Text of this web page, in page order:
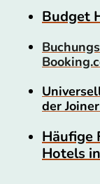
Budget
der
Häufige
Hotels